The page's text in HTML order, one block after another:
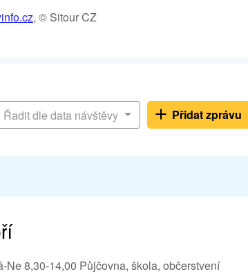
, © Sitour CZ
Řadit dle data návštěvy Přidat zprávu
8,30-14,00 Půjčovna, škola, občerstvení